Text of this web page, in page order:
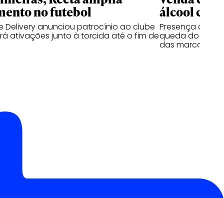
no futebol
Delivery anunciou patrocínio ao clube
ativações junto à torcida até o fim de
álcool
Presença de
queda do
das marcas